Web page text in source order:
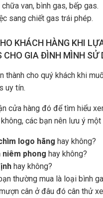
van, bình gas, bếp gas.
sang chiết gas trái phép.
KHÁCH HÀNG KHI
CHO GIA ĐÌNH MÌNH SỬ
thành cho quý khách khi
uy tín.
cửa hàng đó để tìm hiểu
các bạn nên lưu ý
logo hãng hay không?
niêm phong hay không?
hay không?
thường mua là loại bình
cân ở đâu đó cân thử